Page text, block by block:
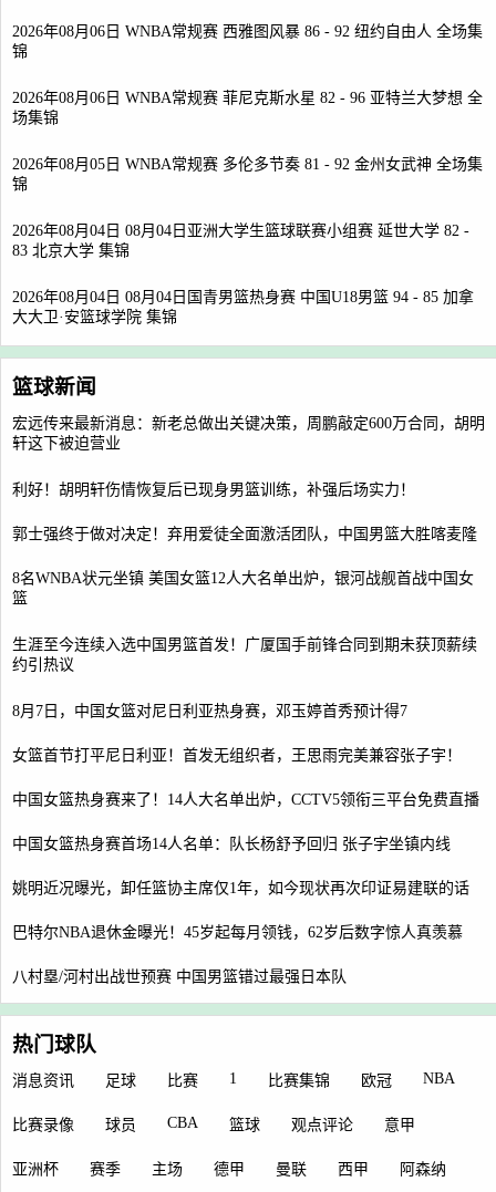
2026年08月06日 WNBA常规赛 西雅图风暴 86 - 92 纽约自由人 全场集
锦
2026年08月06日 WNBA常规赛 菲尼克斯水星 82 - 96 亚特兰大梦想 全
场集锦
2026年08月05日 WNBA常规赛 多伦多节奏 81 - 92 金州女武神 全场集
锦
2026年08月04日 08月04日亚洲大学生篮球联赛小组赛 延世大学 82 -
83 北京大学 集锦
2026年08月04日 08月04日国青男篮热身赛 中国U18男篮 94 - 85 加拿
大大卫·安篮球学院 集锦
篮球新闻
宏远传来最新消息：新老总做出关键决策，周鹏敲定600万合同，胡明
轩这下被迫营业
利好！胡明轩伤情恢复后已现身男篮训练，补强后场实力！
郭士强终于做对决定！弃用爱徒全面激活团队，中国男篮大胜喀麦隆
8名WNBA状元坐镇 美国女篮12人大名单出炉，银河战舰首战中国女
篮
生涯至今连续入选中国男篮首发！广厦国手前锋合同到期未获顶薪续
约引热议
8月7日，中国女篮对尼日利亚热身赛，邓玉婷首秀预计得7
女篮首节打平尼日利亚！首发无组织者，王思雨完美兼容张子宇！
中国女篮热身赛来了！14人大名单出炉，CCTV5领衔三平台免费直播
中国女篮热身赛首场14人名单：队长杨舒予回归 张子宇坐镇内线
姚明近况曝光，卸任篮协主席仅1年，如今现状再次印证易建联的话
巴特尔NBA退休金曝光！45岁起每月领钱，62岁后数字惊人真羡慕
八村塁/河村出战世预赛 中国男篮错过最强日本队
热门球队
消息资讯 足球 比赛 1 比赛集锦 欧冠 NBA
比赛录像 球员 CBA 篮球 观点评论 意甲
亚洲杯 赛季 主场 德甲 曼联 西甲 阿森纳